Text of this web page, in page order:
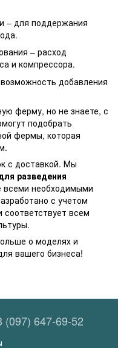
– для поддержания
– расход
и компрессора.
добавления
ферму, но не знаете, с
подобрать
фермы, которая
с доставкой. Мы
разведения
необходимыми
с учетом
всем
о моделях и
вашего бизнеса!
(097) 647-69-52